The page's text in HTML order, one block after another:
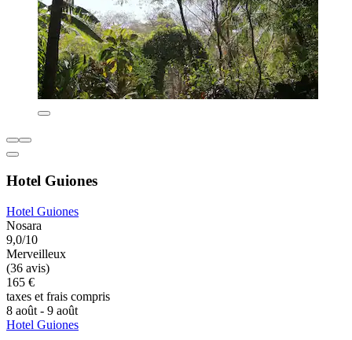
Hotel Guiones
Hotel Guiones
Nosara
9,0/10
Merveilleux
(36 avis)
165 €
taxes et frais compris
8 août - 9 août
Hotel Guiones